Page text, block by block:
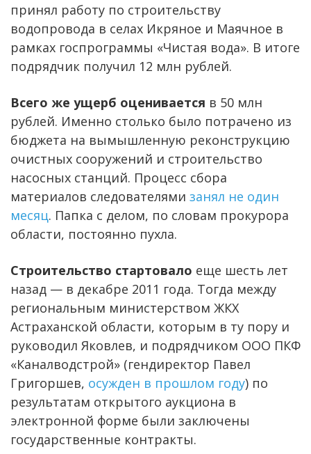
принял работу по строительству
водопровода в селах Икряное и Маячное в
рамках госпрограммы «Чистая вода». В итоге
подрядчик получил 12 млн рублей.
Всего же ущерб оценивается в 50 млн
рублей. Именно столько было потрачено из
бюджета на вымышленную реконструкцию
очистных сооружений и строительство
насосных станций. Процесс сбора
материалов следователями занял не один
месяц. Папка с делом, по словам прокурора
области, постоянно пухла.
Строительство стартовало еще шесть лет
назад — в декабре 2011 года. Тогда между
региональным министерством ЖКХ
Астраханской области, которым в ту пору и
руководил Яковлев, и подрядчиком ООО ПКФ
«Каналводстрой» (гендиректор Павел
Григоршев, осужден в прошлом году) по
результатам открытого аукциона в
электронной форме были заключены
государственные контракты.